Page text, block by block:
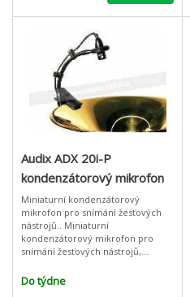
Audix ADX 20i-P
kondenzátorový mikrofon
pro žesťové nástroje
Miniaturní kondenzátorový
mikrofon pro snímání žesťových
nástrojů.. Miniaturní
kondenzátorový mikrofon pro
snímání žesťových nástrojů,
verze s phantomovým adaptérem
APS 910. Balení navíc o
Do týdne